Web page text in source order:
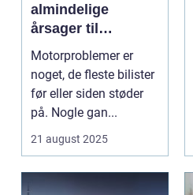
almindelige
årsager til
motorproblemer
Motorproblemer er
noget, de fleste bilister
før eller siden støder
på. Nogle gan...
21 august 2025